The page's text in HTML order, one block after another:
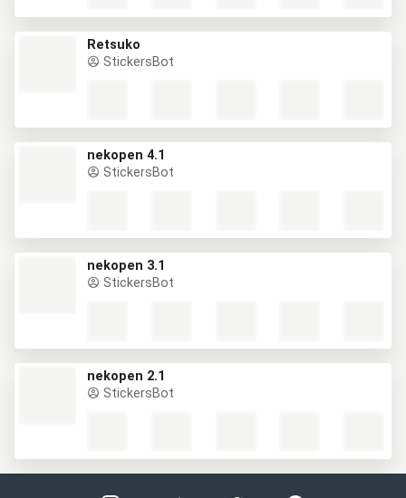
Retsuko
StickersBot
nekopen 4.1
StickersBot
nekopen 3.1
StickersBot
nekopen 2.1
StickersBot